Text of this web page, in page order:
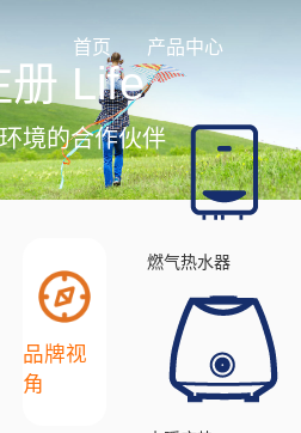
首页 产品中心
燃气热水器
册 Life
境的合作伙伴
品牌视
角